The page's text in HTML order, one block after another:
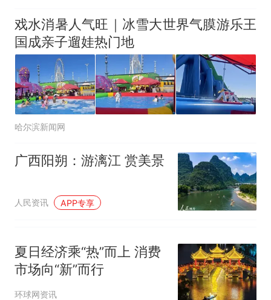
戏水消暑人气旺｜冰雪大世界气膜游乐王
国成亲子遛娃热门地
哈尔滨新闻网
广西阳朔：游漓江 赏美景
人民资讯 APP专享
夏日经济乘“热”而上 消费
市场向“新”而行
环球网资讯